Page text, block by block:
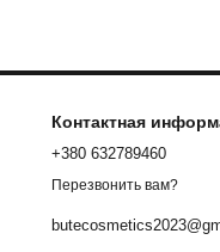
Контактная
+380 632789460
Перезвонить вам?